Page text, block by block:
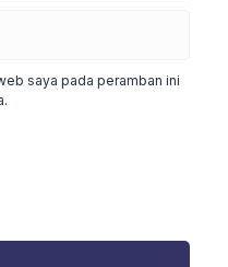
saya pada peramban ini